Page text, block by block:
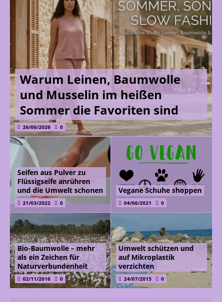
Warum Leinen, Baumwolle
und Musselin im heißen
Sommer die Favoriten sind
26/06/2026 0
Seifen aus Pulver zu
Flüssigseife anrühren
und die Umwelt schonen
21/03/2022 0
Vegane Schuhe shoppen
04/06/2021 0
Bio-Baumwolle – mehr
als ein Zeichen für
Naturverbundenheit
02/11/2016 0
Umwelt schützen und
auf Mikroplastik
verzichten
24/07/2015 0